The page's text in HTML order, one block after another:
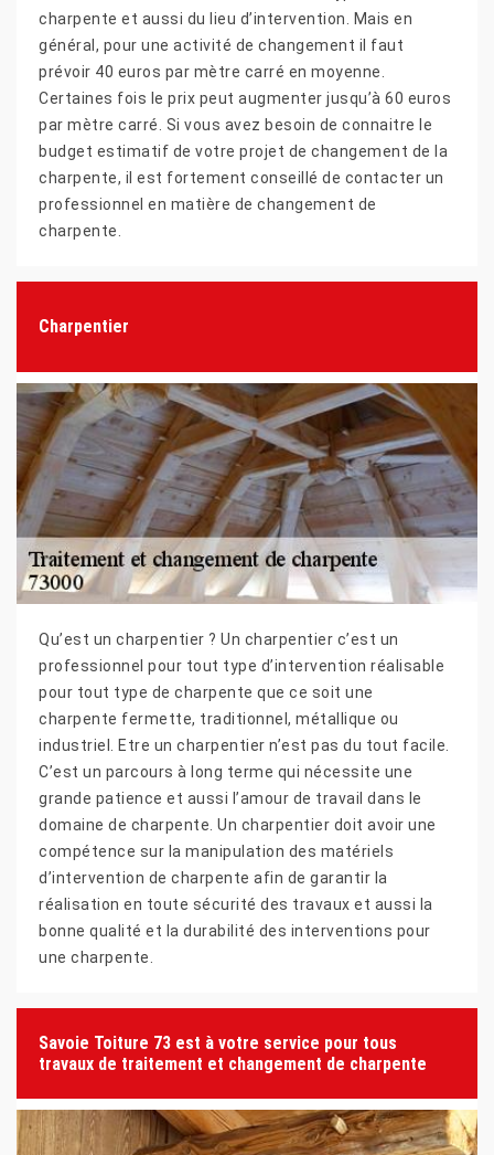
charpente et aussi du lieu d’intervention. Mais en
général, pour une activité de changement il faut
prévoir 40 euros par mètre carré en moyenne.
Certaines fois le prix peut augmenter jusqu’à 60 euros
par mètre carré. Si vous avez besoin de connaitre le
budget estimatif de votre projet de changement de la
charpente, il est fortement conseillé de contacter un
professionnel en matière de changement de
charpente.
Charpentier
Qu’est un charpentier ? Un charpentier c’est un
professionnel pour tout type d’intervention réalisable
pour tout type de charpente que ce soit une
charpente fermette, traditionnel, métallique ou
industriel. Etre un charpentier n’est pas du tout facile.
C’est un parcours à long terme qui nécessite une
grande patience et aussi l’amour de travail dans le
domaine de charpente. Un charpentier doit avoir une
compétence sur la manipulation des matériels
d’intervention de charpente afin de garantir la
réalisation en toute sécurité des travaux et aussi la
bonne qualité et la durabilité des interventions pour
une charpente.
Savoie Toiture 73 est à votre service pour tous
travaux de traitement et changement de charpente